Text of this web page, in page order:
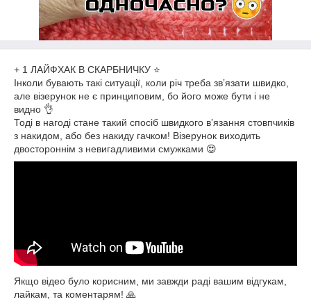
+ 1 ЛАЙФХАК В СКАРБНИЧКУ ⭐️
Інколи бувають такі ситуації, коли річ треба звʼязати швидко,
але візерунок не є принциповим, бо його може бути і не
видно 👌
Тоді в нагоді стане такий спосіб швидкого вʼязання стовпчиків
з накидом, або без накиду гачком! Візерунок виходить
двостороннім з невигадливими смужками 😍
Якщо відео було корисним, ми завжди раді вашим відгукам,
лайкам, та коментарям! 🙏